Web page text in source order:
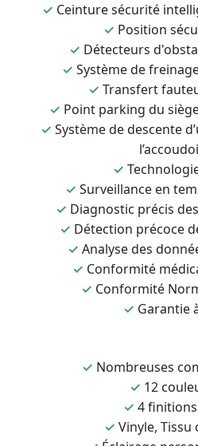
✓ Ceinture sécurité
✓ Position
✓ Détecteurs
✓ Système de
✓ Transfert
✓ Point parking du
✓ Système de descente
✓
✓ Surveillance en
✓ Diagnostic précis
✓ Détection précoce
✓ Analyse des
✓ Conformité
✓ Conformité
✓ Garantie
✓ Nombreuses
✓ 12
✓ 4
✓ Vinyle, Tissu